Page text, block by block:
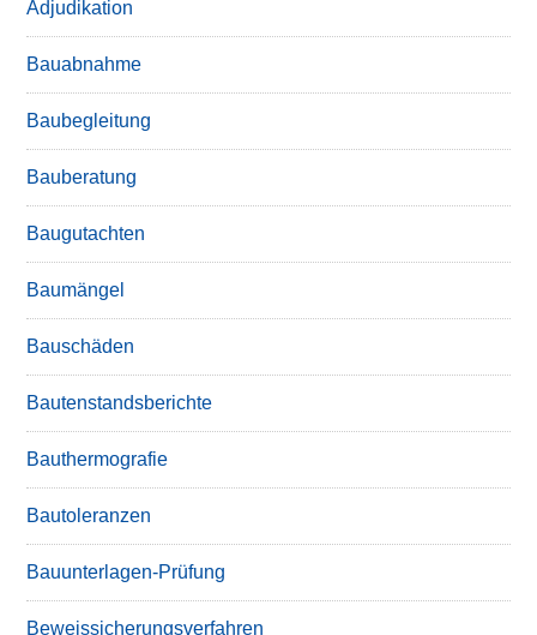
Adjudikation
Bauabnahme
Baubegleitung
Bauberatung
Baugutachten
Baumängel
Bauschäden
Bautenstandsberichte
Bauthermografie
Bautoleranzen
Bauunterlagen-Prüfung
Beweissicherungsverfahren